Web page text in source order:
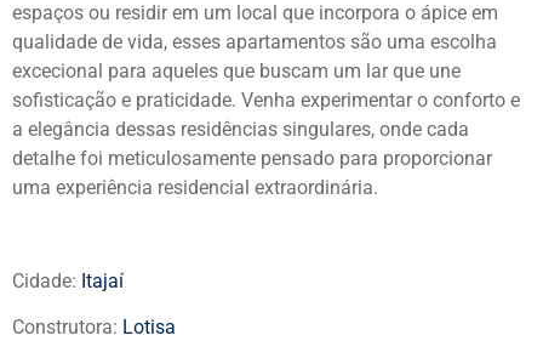
espaços ou residir em um local que incorpora o ápice em
qualidade de vida, esses apartamentos são uma escolha
excecional para aqueles que buscam um lar que une
sofisticação e praticidade. Venha experimentar o conforto e
a elegância dessas residências singulares, onde cada
detalhe foi meticulosamente pensado para proporcionar
uma experiência residencial extraordinária.
Cidade: Itajaí
Construtora: Lotisa